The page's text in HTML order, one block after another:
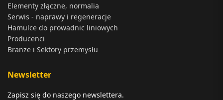
Elementy złączne, normalia
Serwis - naprawy i regeneracje
Hamulce do prowadnic liniowych
Producenci
Branże i Sektory przemysłu
Newsletter
Zapisz się do naszego newslettera.